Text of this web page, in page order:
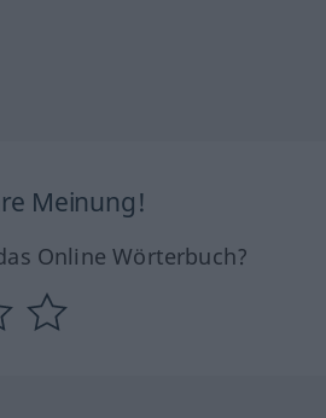
Meinung!
Online Wörterbuch?